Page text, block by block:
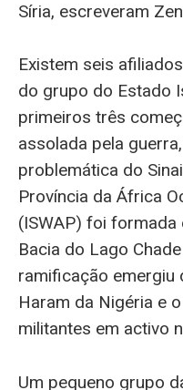
Síria, escreveram
Existem seis
do grupo do Estado
primeiros três
assolada pela
problemática do
Província da África
(ISWAP) foi
Bacia do Lago
ramificação emergiu
Haram da Nigéria e
militantes em activo
Um pequeno grupo